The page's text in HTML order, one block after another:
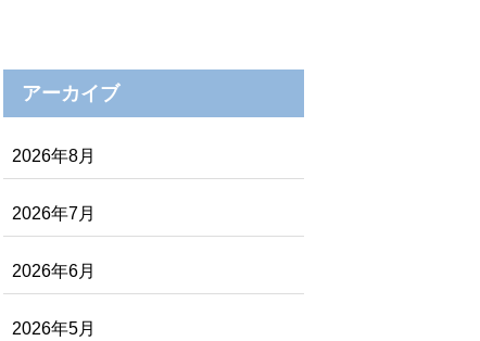
アーカイブ
2026年8月
2026年7月
2026年6月
2026年5月